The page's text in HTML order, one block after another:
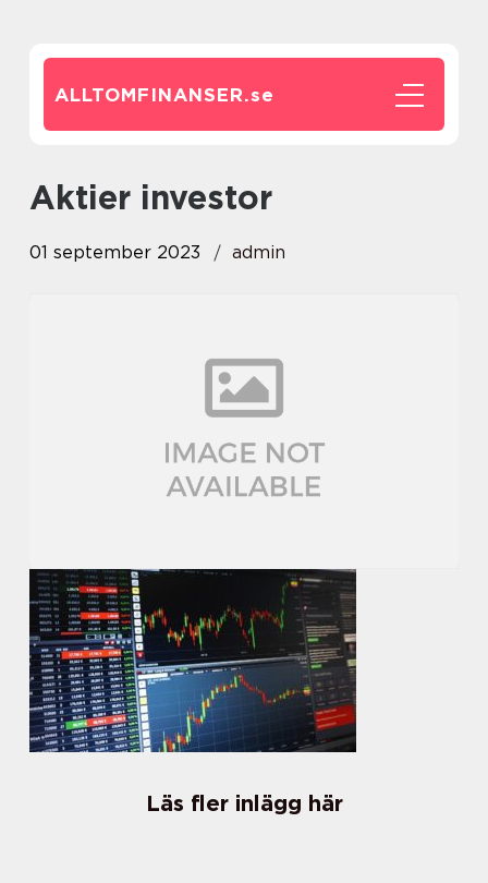
ALLTOMFINANSER.se
aktier investor
01 september 2023 admin
Läs fler inlägg här